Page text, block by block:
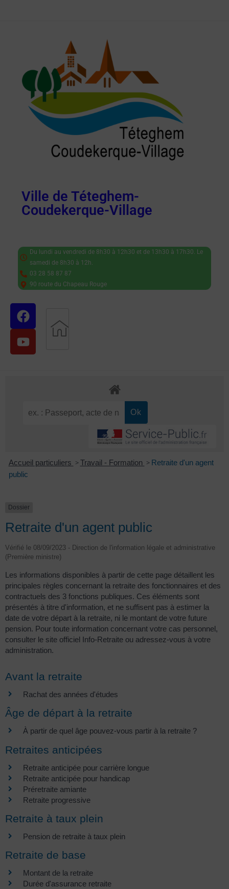
Ville de Téteghem-
Coudekerque-Village
Du lundi au vendredi de 8h30 à 12h30 et de 13h30 à 17h30. Le
samedi de 8h30 à 12h.
03 28 58 87 87
90 route du Chapeau Rouge
Accueil particuliers > Travail - Formation > Retraite d'un agent
public
Dossier
Retraite d'un agent public
Vérifié le 08/09/2023 - Direction de l'information légale et administrative
(Première ministre)
Les informations disponibles à partir de cette page détaillent les
principales règles concernant la retraite des fonctionnaires et des
contractuels des 3 fonctions publiques. Ces éléments sont
présentés à titre d'information, et ne suffisent pas à estimer la
date de votre départ à la retraite, ni le montant de votre future
pension. Pour toute information concernant votre cas personnel,
consulter le site officiel Info-Retraite ou adressez-vous à votre
administration.
Avant la retraite
Rachat des années d'études
Âge de départ à la retraite
À partir de quel âge pouvez-vous partir à la retraite ?
Retraites anticipées
Retraite anticipée pour carrière longue
Retraite anticipée pour handicap
Préretraite amiante
Retraite progressive
Retraite à taux plein
Pension de retraite à taux plein
Retraite de base
Montant de la retraite
Durée d'assurance retraite